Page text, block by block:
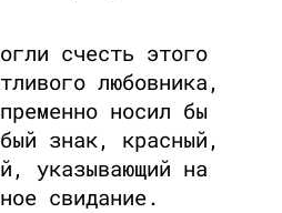
счесть этого
любовника,
носил бы
знак, красный,
указывающий на
свидание.